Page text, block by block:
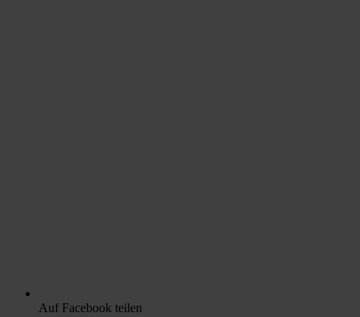
Auf Facebook teilen